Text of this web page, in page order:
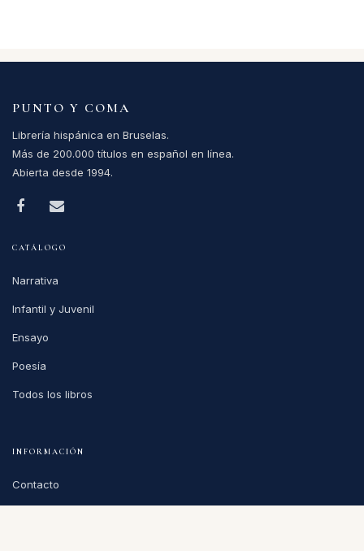
PUNTO Y COMA
Librería hispánica en Bruselas.
Más de 200.000 títulos en español en línea.
Abierta desde 1994.
CATÁLOGO
Narrativa
Infantil y Juvenil
Ensayo
Poesía
Todos los libros
INFORMACIÓN
Contacto